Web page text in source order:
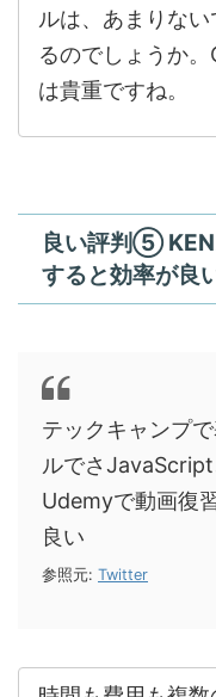
ルは、あまりな
るのでしょうか
は貴重ですね。
良い評判⑤ KEN
すると効率が良
テックキャンプ
ルでさJavaScript
Udemyで動画復
良い
参照元: Twitter